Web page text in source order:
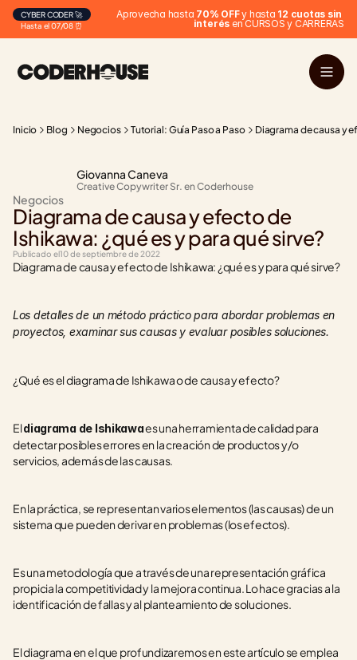
Hasta el 07/08 ⏰
CYBER CODER 🚀 Aprovecha hasta 70% OFF y hasta 12 cuotas sin
interés en CURSOS y CARRERAS
Inicio Blog Negocios Tutorial: Guía Paso a Paso Diagrama de causa y
Giovanna Caneva
Creative Copywriter Sr. en Coderhouse
Negocios
Diagrama de causa y efecto de
Ishikawa: ¿qué es y para qué sirve?
Publicado el10 de septiembre de 2022
Diagrama de causa y efecto de Ishikawa: ¿qué es y para qué sirve?
Los detalles de un método práctico para abordar problemas en
proyectos, examinar sus causas y evaluar posibles soluciones.
¿Qué es el diagrama de Ishikawa o de causa y efecto?
El diagrama de Ishikawa es una herramienta de calidad para
detectar posibles errores en la creación de productos y/o
servicios, además de las causas.
En la práctica, se representan varios elementos (las causas) de un
sistema que pueden derivar en problemas (los efectos).
Es una metodología que a través de una representación gráfica
propicia la competitividad y la mejora continua. Lo hace gracias a la
identificación de fallas y al planteamiento de soluciones.
El diagrama en el que profundizaremos en este artículo se emplea